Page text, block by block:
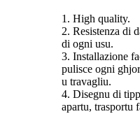
1. High quality.
2. Resistenza di
di ogni usu.
3. Installazione
pulisce ogni
u travagliu.
4. Disegnu di
apartu, trasportu